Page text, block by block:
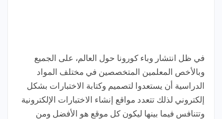
في ظل انتشار وباء كورونا حول العالم، على الجميع
وبالأخص المعلمين المتخصصين في مختلف المواد
الدراسية أن يستعدوا لتصميم وكتابة الاختبارات بشكل
إلكتروني لذلك تتعدد مواقع إنشاء الاختبارات الإلكترونية
وتتنافس فيما بينها ليكون كل موقع هو الأفضل ومن